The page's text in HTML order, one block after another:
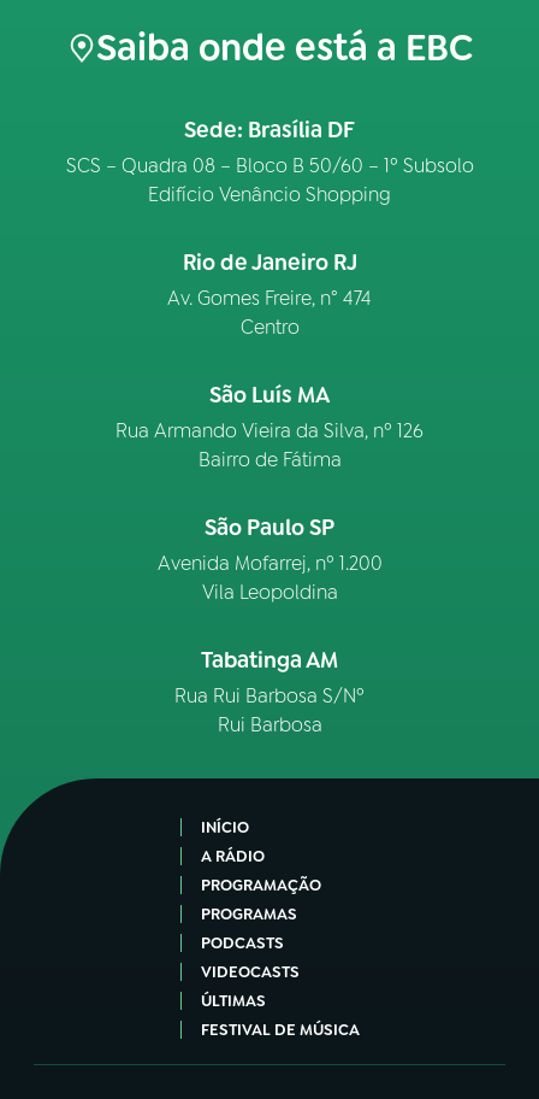
Saiba onde está a EBC
Sede: Brasília DF
SCS – Quadra 08 – Bloco B 50/60 – 1º Subsolo
Edifício Venâncio Shopping
Rio de Janeiro RJ
Av. Gomes Freire, n° 474
Centro
São Luís MA
Rua Armando Vieira da Silva, nº 126
Bairro de Fátima
São Paulo SP
Avenida Mofarrej, nº 1.200
Vila Leopoldina
Tabatinga AM
Rua Rui Barbosa S/Nº
Rui Barbosa
INÍCIO
A RÁDIO
PROGRAMAÇÃO
PROGRAMAS
PODCASTS
VIDEOCASTS
ÚLTIMAS
FESTIVAL DE MÚSICA